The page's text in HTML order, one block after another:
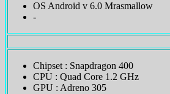
OS Android v 6.0 Mrasmallow
-
Chipset : Snapdragon 400
CPU : Quad Core 1.2 GHz
GPU : Adreno 305